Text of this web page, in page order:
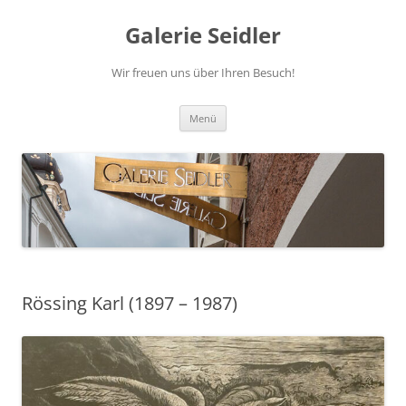
Galerie Seidler
Wir freuen uns über Ihren Besuch!
Menü
Rössing Karl (1897 – 1987)